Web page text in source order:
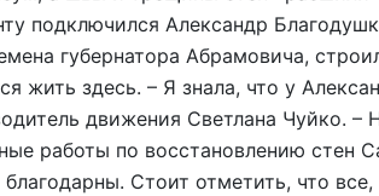
подключился Александр
губернатора Абрамовича,
жить здесь. – Я знала, что у
движения Светлана Чуйко. –
работы по восстановлению стен
благодарны. Стоит отметить, что